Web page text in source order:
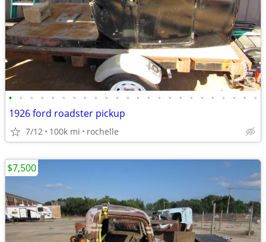
• • • • • • • • • • • • • • • • • • • • • • • •
1926 ford roadster pickup
7/12 100k mi rochelle
$7,500